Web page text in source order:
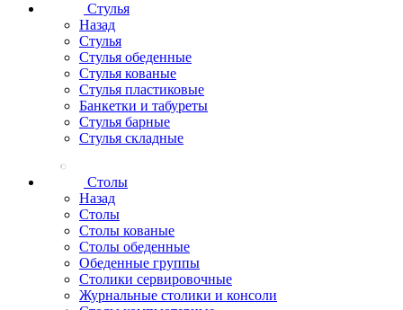
Стулья
Назад
Стулья
Стулья обеденные
Стулья кованые
Стулья пластиковые
Банкетки и табуреты
Стулья барные
Стулья складные
Столы
Назад
Столы
Столы кованые
Столы обеденные
Обеденные группы
Столики сервировочные
Журнальные столики и консоли